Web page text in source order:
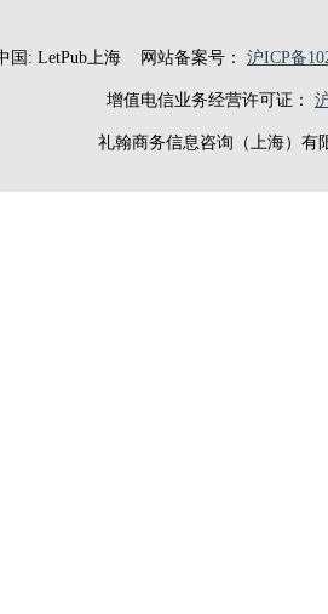
国: LetPub上海网站备案号： 沪ICP备
增值电信业务经营许可证：
礼翰商务信息咨询（上海）